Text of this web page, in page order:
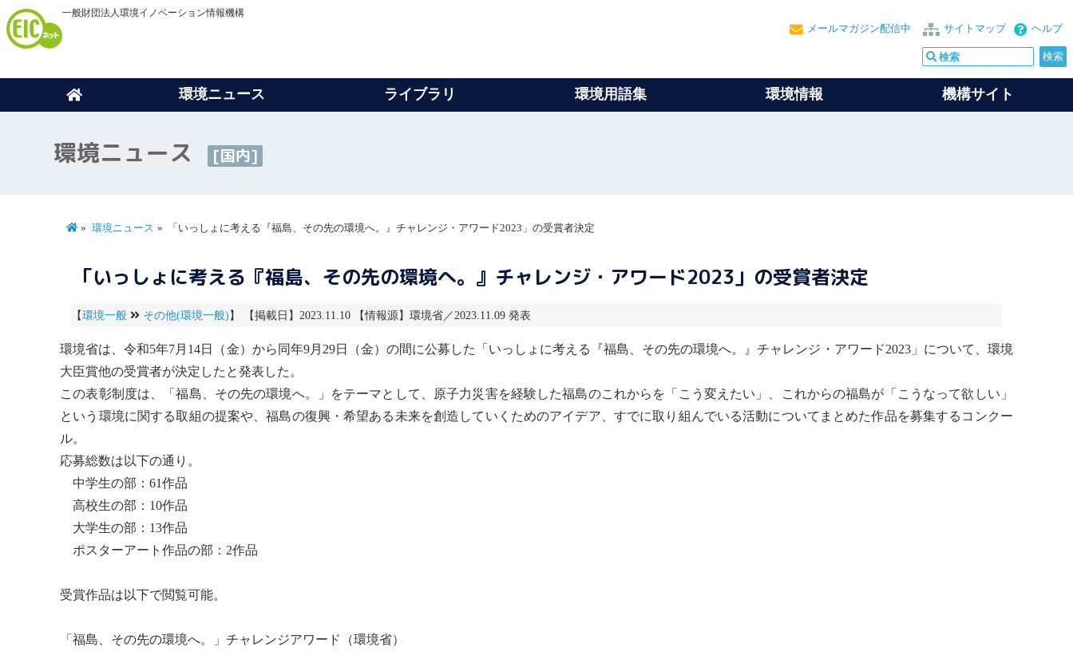
一般財団法人環境イノベーション情報機構
ヘルプ
サイトマップ
メールマガジン配信中
環境ニュース ライブラリ 環境用語集 環境情報 機構サイト
環境ニュース [国内]
環境ニュース 「いっしょに考える『福島、その先の環境へ。』チャレンジ・アワード2023」の受賞者決定
「いっしょに考える『福島、その先の環境へ。』チャレンジ・アワード2023」の受賞者決定
【環境一般 その他(環境一般) 】 【掲載日】2023.11.10 【情報源】環境省／2023.11.09 発表
環境省は、令和5年7月14日（金）から同年9月29日（金）の間に公募した「いっしょに考える『福島、その先の環境へ。』チャレンジ・アワード2023」について、環境
大臣賞他の受賞者が決定したと発表した。
この表彰制度は、「福島、その先の環境へ。」をテーマとして、原子力災害を経験した福島のこれからを「こう変えたい」、これからの福島が「こうなって欲しい」
という環境に関する取組の提案や、福島の復興・希望ある未来を創造していくためのアイデア、すでに取り組んでいる活動についてまとめた作品を募集するコンクー
ル。
応募総数は以下の通り。
中学生の部：61作品
高校生の部：10作品
大学生の部：13作品
ポスターアート作品の部：2作品
受賞作品は以下で閲覧可能。
「福島、その先の環境へ。」チャレンジアワード（環境省）